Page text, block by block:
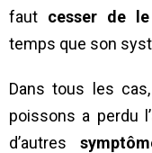
faut cesser de
temps que son
Dans tous les
poissons a perdu
d’autres